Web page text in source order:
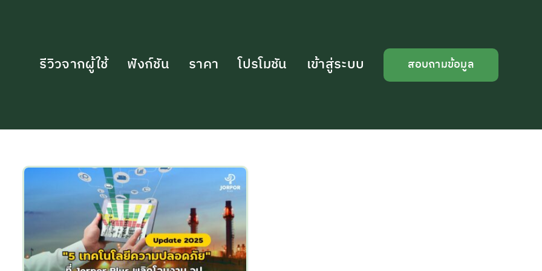
รีวิวจากผู้ใช้ ฟังก์ชัน ราคา โปรโมชัน เข้าสู่ระบบ สอบถามข้อมูล